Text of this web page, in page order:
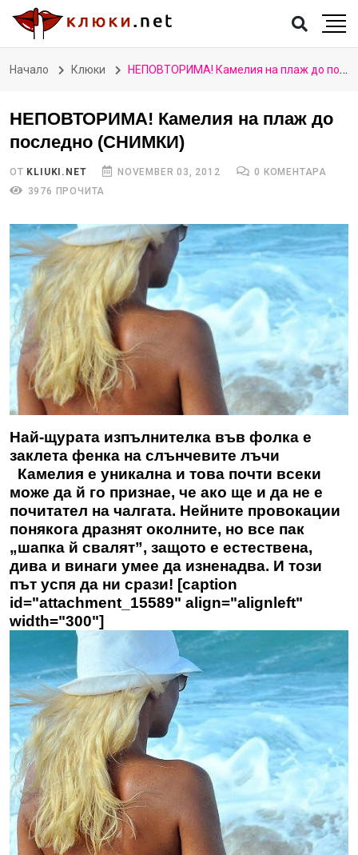
Начало Клюки НЕПОВТОРИМА! Камелия на плаж до последно (СНИМКИ)
НЕПОВТОРИМА! Камелия на плаж до
последно (СНИМКИ)
ОТ KLIUKI.NET NOVEMBER 03, 2012
0 КОМЕНТАРА
3976 ПРОЧИТА
Най-щурата изпълнителка във фолка е
заклета фенка на слънчевите лъчи
Камелия е уникална и това почти всеки
може да й го признае, че ако ще и да не е
почитател на чалгата. Нейните провокации
понякога дразнят околните, но все пак
„шапка й свалят”, защото е естествена,
дива и винаги умее да изненадва. И този
път успя да ни срази! [caption
id="attachment_15589" align="alignleft"
width="300"]